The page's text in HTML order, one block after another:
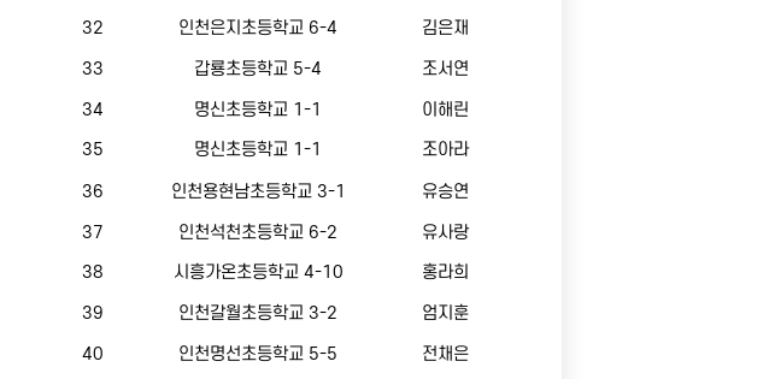
32
인천은지초등학교 6-4 김은재
33 갑룡초등학교 5-4
조서연
34
명신초등학교 1-1
이해린
35
명신초등학교 1-1 조아라
36 인천용현남초등학교 3-1
유승연
37
인천석천초등학교 6-2
유사랑
38
시흥가온초등학교 4-10 홍라희
39 인천갈월초등학교 3-2
엄지훈
40
인천명선초등학교 5-5
전채은